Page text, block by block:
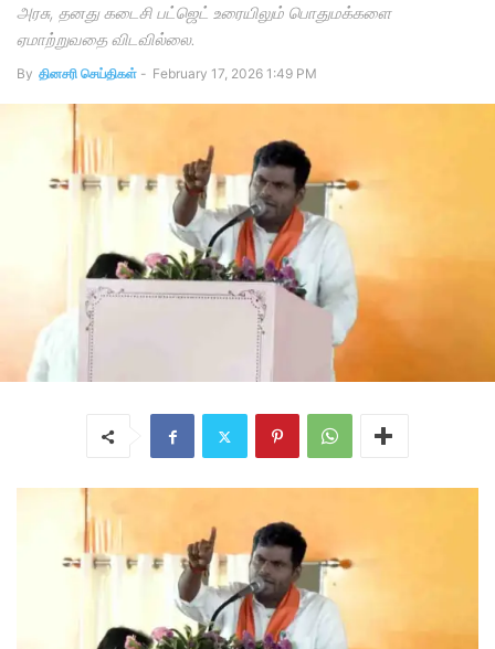
அரசு, தனது கடைசி பட்ஜெட் உரையிலும் பொதுமக்களை
ஏமாற்றுவதை விடவில்லை.
By தினசரி செய்திகள் - February 17, 2026 1:49 PM